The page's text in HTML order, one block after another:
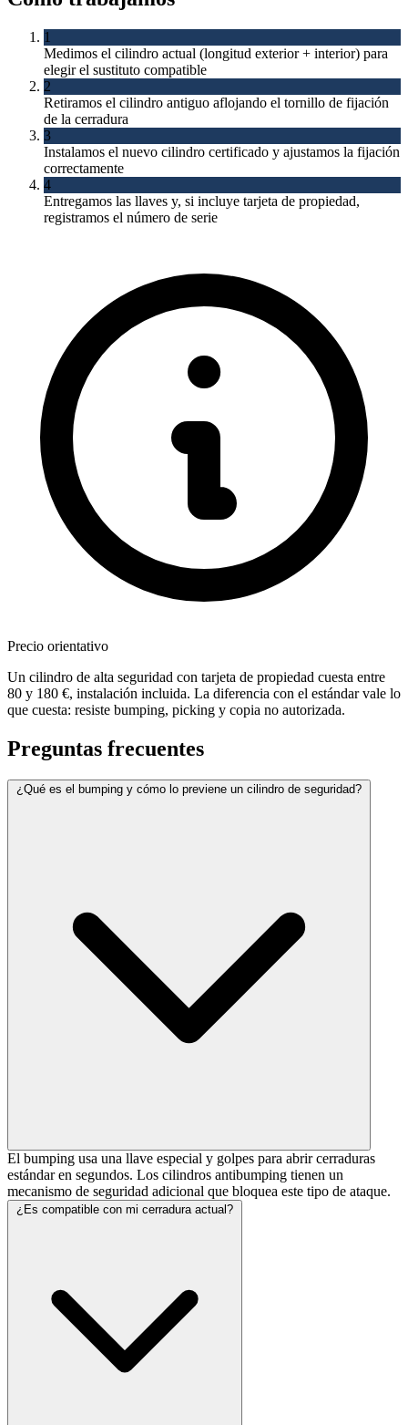
1
Medimos el cilindro actual (longitud exterior + interior) para
elegir el sustituto compatible
2
Retiramos el cilindro antiguo aflojando el tornillo de fijación
de la cerradura
3
Instalamos el nuevo cilindro certificado y ajustamos la fijación
correctamente
4
Entregamos las llaves y, si incluye tarjeta de propiedad,
registramos el número de serie
Precio orientativo
Un cilindro de alta seguridad con tarjeta de propiedad cuesta entre
80 y 180 €, instalación incluida. La diferencia con el estándar vale lo
que cuesta: resiste bumping, picking y copia no autorizada.
Preguntas frecuentes
¿Qué es el bumping y cómo lo previene un cilindro de seguridad?
El bumping usa una llave especial y golpes para abrir cerraduras
estándar en segundos. Los cilindros antibumping tienen un
mecanismo de seguridad adicional que bloquea este tipo de ataque.
¿Es compatible con mi cerradura actual?